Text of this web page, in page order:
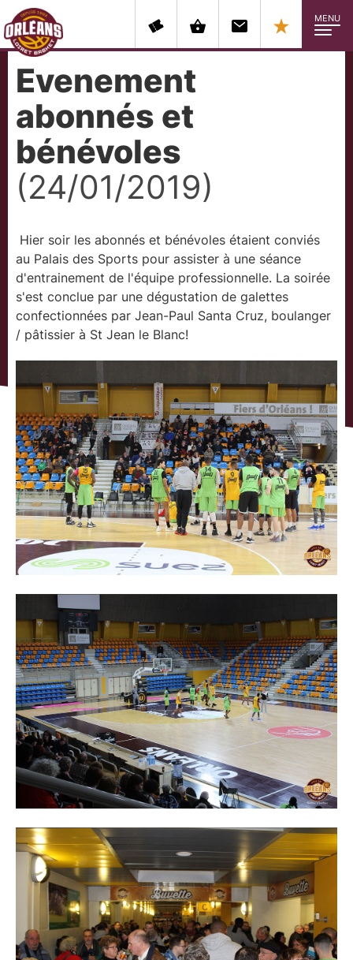
MENU
Evenement
abonnés et
bénévoles
(24/01/2019)
Hier soir les abonnés et bénévoles étaient conviés
au Palais des Sports pour assister à une séance
d'entrainement de l'équipe professionnelle. La soirée
s'est conclue par une dégustation de galettes
confectionnées par Jean-Paul Santa Cruz, boulanger
/ pâtissier à St Jean le Blanc!